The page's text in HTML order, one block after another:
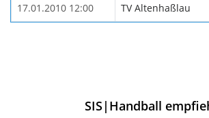
17.01.2010 12:00 TV Altenhaßlau
SIS|Handball